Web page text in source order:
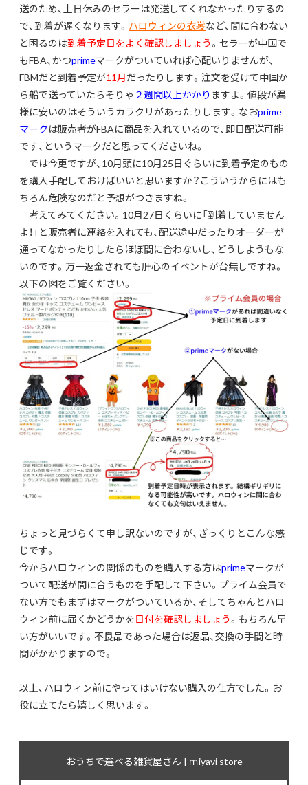
送のため、土日休みのセラーは発送してくれなかったりするの
で、到着が遅くなります。 ハロウィンの衣裳など、間に合わない
と困るのは到着予定日をよく確認しましょう。セラーが中国で
もFBA、かつprimeマークがついていれば心配いりませんが、
FBMだと到着予定が11月だったりします。注文を受けて中国か
ら船で送っていたらそりゃ ２週間以上かかり ますよ。値段が異
様に安いのはそういうカラクリがあったりします。なおprime
マーク は販売者がFBAに商品を入れているので、即日配送可能
です、というマークだと思ってくださいね。
では今更ですが、10月頭に10月25日ぐらいに到着予定のもの
を購入手配しておけばいいと思いますか？こういうからにはも
ちろん危険なのだと予想がつきますね。
考えてみてください。10月27日くらいに「到着していません
よ！」と販売者に連絡を入れても、配送途中だったりオーダーが
通ってなかったりしたらほぼ間に合わないし、どうしようもな
いのです。万一返金されても肝心のイベントが台無しですね。
以下の図をご覧ください。
ちょっと見づらくて申し訳ないのですが、ざっくりとこんな感
じです。
今からハロウィンの関係のものを購入する方はprimeマークが
ついて配送が間に合うものを手配して下さい。プライム会員で
ない方でもまずはマークがついているか、そしてちゃんとハロ
ウィン前に届くかどうかを日付を確認しましょう。もちろん早
い方がいいです。不良品であった場合は返品、交換の手間と時
間がかかりますので。
以上、ハロウィン前にやってはいけない購入の仕方でした。お
役に立てたら嬉しく思います。
おうちで選べる雑貨屋さん | ｍiyavi store